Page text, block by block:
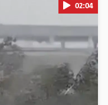
02:04